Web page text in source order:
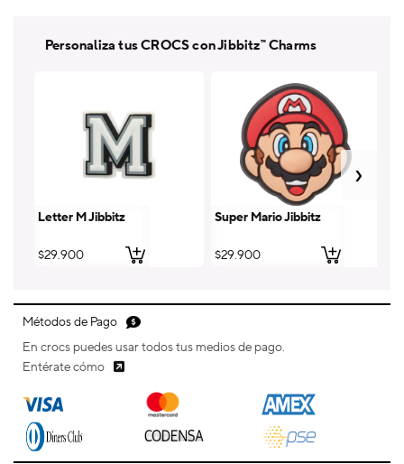
Personaliza tus CROCS con Jibbitz™ Charms
Letter M Jibbitz
Precio
$29.900
Super Mario Jibbitz
Precio
$29.900
Métodos de Pago
En crocs puedes usar todos tus medios de pago.
Entérate cómo